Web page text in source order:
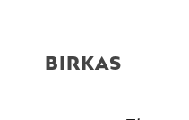
BIRKAS